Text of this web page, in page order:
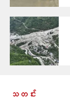
သတင်း